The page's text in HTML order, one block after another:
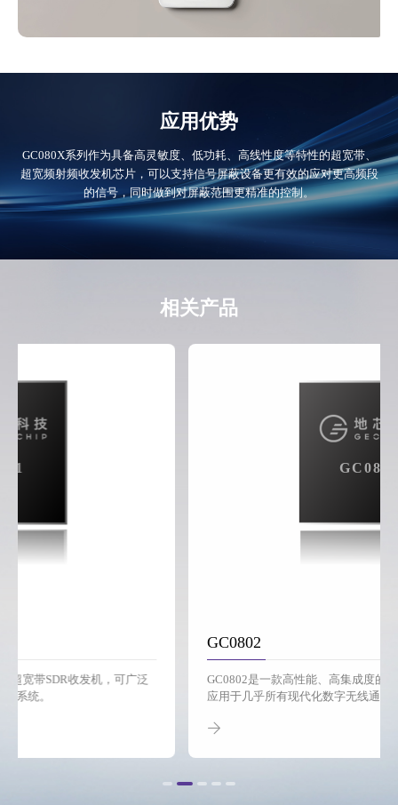
应用优势
GC080X系列作为具备高灵敏度、低功耗、高线性度等特性的超宽带、
超宽频射频收发机芯片，可以支持信号屏蔽设备更有效的应对更高频段
的信号，同时做到对屏蔽范围更精准的控制。
相关产品
GC0802是一款高性能、高集成度的超宽带SDR收发机，可广泛
应用于几乎所有现代化数字无线通信系统。